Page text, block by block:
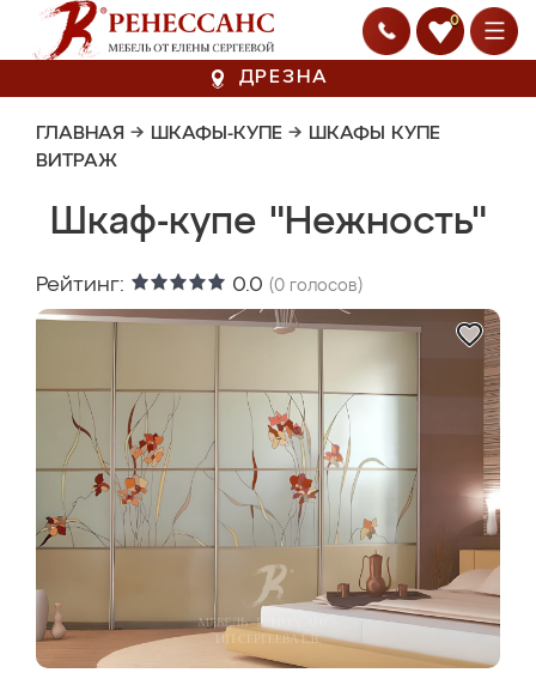
0
ДРЕЗНА
ГЛАВНАЯ → ШКАФЫ-КУПЕ → ШКАФЫ КУПЕ
ВИТРАЖ
Шкаф-купе "Нежность"
Рейтинг: 0.0 (0 голосов)